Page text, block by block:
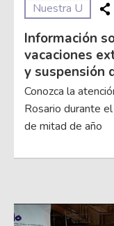
Nuestra U
Información
vacaciones
y suspensión
Conozca la
Rosario durante
de mitad de año